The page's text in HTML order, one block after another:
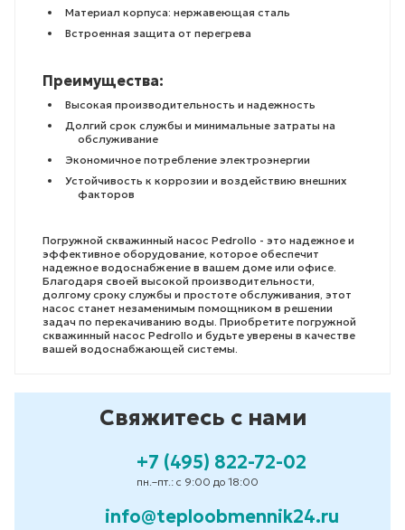
Материал корпуса: нержавеющая сталь
Встроенная защита от перегрева
Преимущества:
Высокая производительность и надежность
Долгий срок службы и минимальные затраты на
обслуживание
Экономичное потребление электроэнергии
Устойчивость к коррозии и воздействию внешних
факторов
Погружной скважинный насос Pedrollo - это надежное и
эффективное оборудование, которое обеспечит
надежное водоснабжение в вашем доме или офисе.
Благодаря своей высокой производительности,
долгому сроку службы и простоте обслуживания, этот
насос станет незаменимым помощником в решении
задач по перекачиванию воды. Приобретите погружной
скважинный насос Pedrollo и будьте уверены в качестве
вашей водоснабжающей системы.
Свяжитесь с нами
+7 (495) 822-72-02
пн.–пт.: с 9:00 до 18:00
info@teploobmennik24.ru